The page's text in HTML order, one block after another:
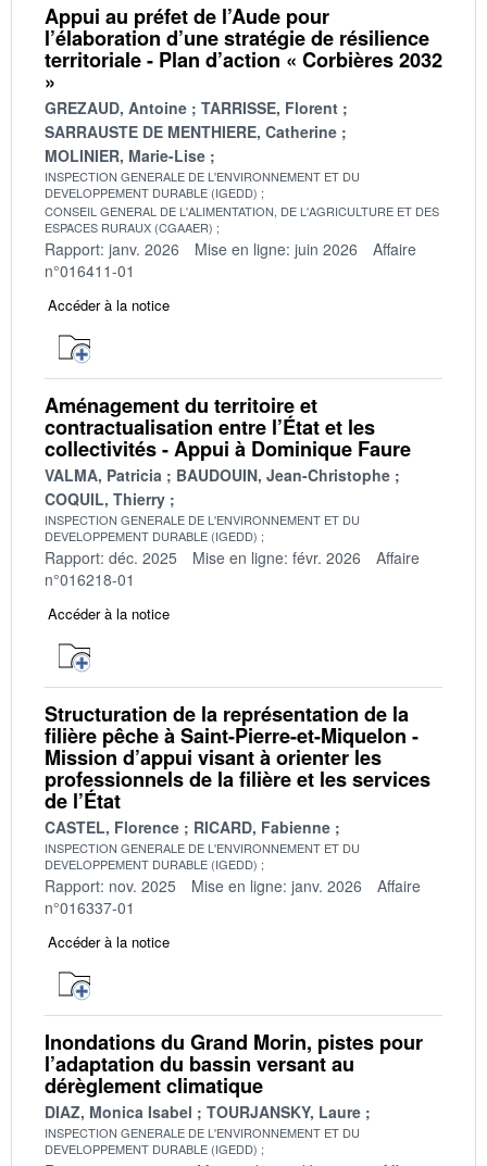
Appui au préfet de l’Aude pour
l’élaboration d’une stratégie de résilience
territoriale - Plan d’action « Corbières 2032
»
GREZAUD, Antoine
TARRISSE, Florent
SARRAUSTE DE MENTHIERE, Catherine
MOLINIER, Marie-Lise
INSPECTION GENERALE DE L'ENVIRONNEMENT ET DU
DEVELOPPEMENT DURABLE (IGEDD)
CONSEIL GENERAL DE L'ALIMENTATION, DE L'AGRICULTURE ET DES
ESPACES RURAUX (CGAAER)
Rapport: janv. 2026 Mise en ligne: juin 2026
Affaire
n°016411-01
Accéder à la notice
Aménagement du territoire et
contractualisation entre l’État et les
collectivités - Appui à Dominique Faure
VALMA, Patricia
BAUDOUIN, Jean-Christophe
COQUIL, Thierry
INSPECTION GENERALE DE L'ENVIRONNEMENT ET DU
DEVELOPPEMENT DURABLE (IGEDD)
Rapport: déc. 2025 Mise en ligne: févr. 2026
Affaire
n°016218-01
Accéder à la notice
Structuration de la représentation de la
filière pêche à Saint-Pierre-et-Miquelon -
Mission d’appui visant à orienter les
professionnels de la filière et les services
de l’État
CASTEL, Florence RICARD, Fabienne
INSPECTION GENERALE DE L'ENVIRONNEMENT ET DU
DEVELOPPEMENT DURABLE (IGEDD)
Rapport: nov. 2025 Mise en ligne: janv. 2026
Affaire
n°016337-01
Accéder à la notice
Inondations du Grand Morin, pistes pour
l’adaptation du bassin versant au
dérèglement climatique
DIAZ, Monica Isabel TOURJANSKY, Laure
INSPECTION GENERALE DE L'ENVIRONNEMENT ET DU
DEVELOPPEMENT DURABLE (IGEDD)